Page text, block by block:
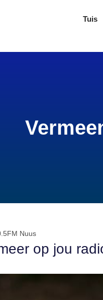
Tuis
Nuus
op jou